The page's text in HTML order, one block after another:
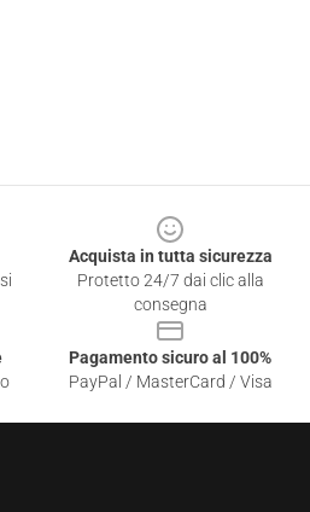
Acquista in tutta sicurezza
Protetto 24/7 dai clic alla
consegna
Pagamento sicuro al 100%
PayPal / MasterCard / Visa